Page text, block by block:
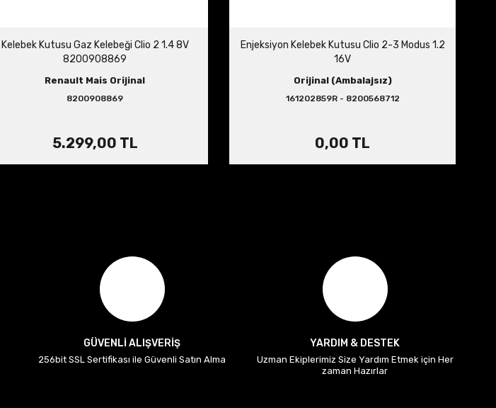
Kelebek Kutusu Gaz Kelebeği Clio 2 1.4 8V
8200908869
Renault Mais Orijinal
8200908869
5.299,00 TL
Enjeksiyon Kelebek Kutusu Clio 2-3 Modus 1.2
16V
Orijinal (Ambalajsız)
161202859R - 8200568712
0,00 TL
GÜVENLİ ALIŞVERİŞ
256bit SSL Sertifikası ile Güvenli Satın Alma
YARDIM & DESTEK
Uzman Ekiplerimiz Size Yardım Etmek için Her
zaman Hazırlar